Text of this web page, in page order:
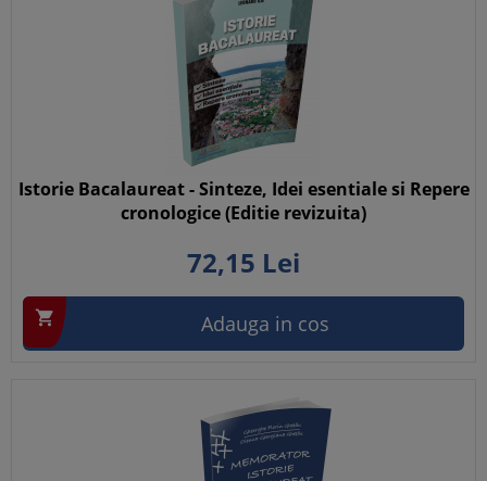
Istorie Bacalaureat - Sinteze, Idei esentiale si Repere
cronologice (Editie revizuita)
72,15 Lei
 Adauga in cos